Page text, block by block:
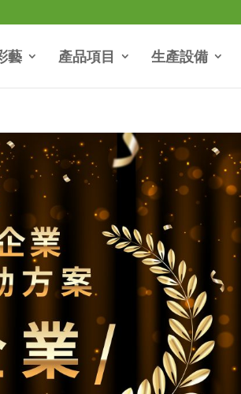
藝 產品項目 生產設備